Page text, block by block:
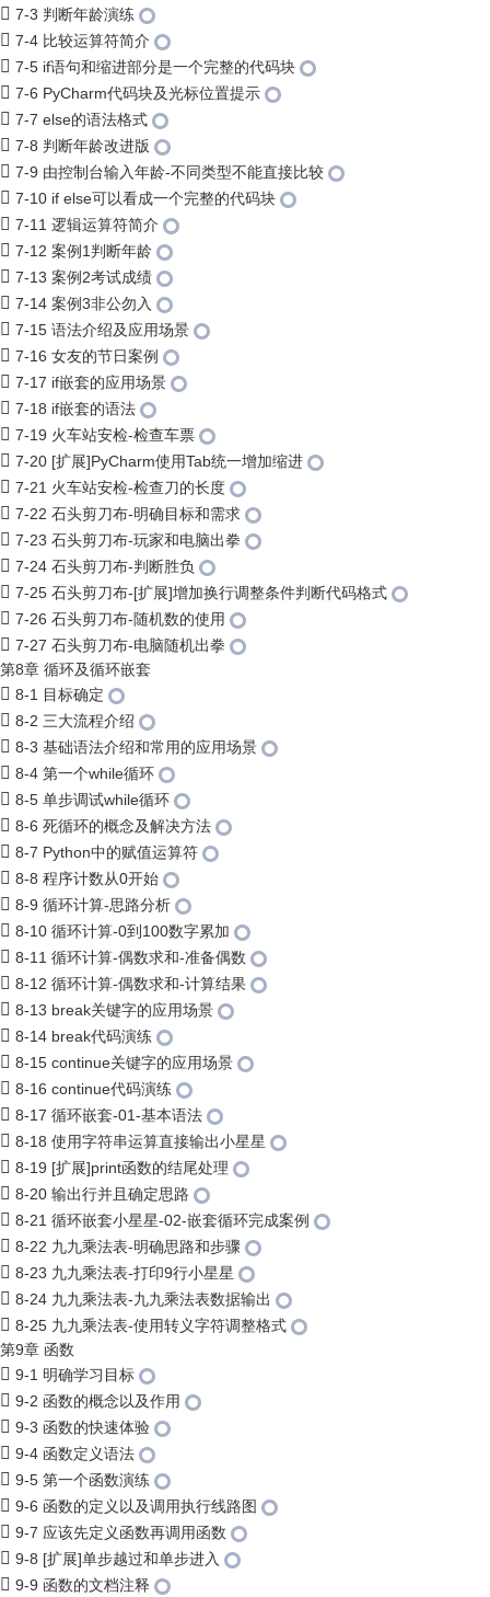
7-3 判断年龄演练
7-4 比较运算符简介
7-5 if语句和缩进部分是一个完整的代码块
7-6 PyCharm代码块及光标位置提示
7-7 else的语法格式
7-8 判断年龄改进版
7-9 由控制台输入年龄-不同类型不能直接比较
7-10 if else可以看成一个完整的代码块
7-11 逻辑运算符简介
7-12 案例1判断年龄
7-13 案例2考试成绩
7-14 案例3非公勿入
7-15 语法介绍及应用场景
7-16 女友的节日案例
7-17 if嵌套的应用场景
7-18 if嵌套的语法
7-19 火车站安检-检查车票
7-20 [扩展]PyCharm使用Tab统一增加缩进
7-21 火车站安检-检查刀的长度
7-22 石头剪刀布-明确目标和需求
7-23 石头剪刀布-玩家和电脑出拳
7-24 石头剪刀布-判断胜负
7-25 石头剪刀布-[扩展]增加换行调整条件判断代码格式
7-26 石头剪刀布-随机数的使用
7-27 石头剪刀布-电脑随机出拳
第8章 循环及循环嵌套
8-1 目标确定
8-2 三大流程介绍
8-3 基础语法介绍和常用的应用场景
8-4 第一个while循环
8-5 单步调试while循环
8-6 死循环的概念及解决方法
8-7 Python中的赋值运算符
8-8 程序计数从0开始
8-9 循环计算-思路分析
8-10 循环计算-0到100数字累加
8-11 循环计算-偶数求和-准备偶数
8-12 循环计算-偶数求和-计算结果
8-13 break关键字的应用场景
8-14 break代码演练
8-15 continue关键字的应用场景
8-16 continue代码演练
8-17 循环嵌套-01-基本语法
8-18 使用字符串运算直接输出小星星
8-19 [扩展]print函数的结尾处理
8-20 输出行并且确定思路
8-21 循环嵌套小星星-02-嵌套循环完成案例
8-22 九九乘法表-明确思路和步骤
8-23 九九乘法表-打印9行小星星
8-24 九九乘法表-九九乘法表数据输出
8-25 九九乘法表-使用转义字符调整格式
第9章 函数
9-1 明确学习目标
9-2 函数的概念以及作用
9-3 函数的快速体验
9-4 函数定义语法
9-5 第一个函数演练
9-6 函数的定义以及调用执行线路图
9-7 应该先定义函数再调用函数
9-8 [扩展]单步越过和单步进入
9-9 函数的文档注释